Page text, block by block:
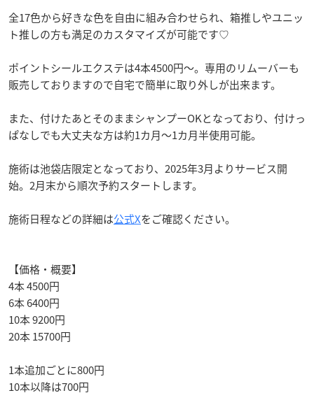
全17色から好きな色を自由に組み合わせられ、箱推しやユニッ
ト推しの方も満足のカスタマイズが可能です♡
ポイントシールエクステは4本4500円～。専用のリムーバーも
販売しておりますので自宅で簡単に取り外しが出来ます。
また、付けたあとそのままシャンプーOKとなっており、付けっ
ぱなしでも大丈夫な方は約1カ月～1カ月半使用可能。
施術は池袋店限定となっており、2025年3月よりサービス開
始。2月末から順次予約スタートします。
施術日程などの詳細は公式Xをご確認ください。
【価格・概要】
4本 4500円
6本 6400円
10本 9200円
20本 15700円
1本追加ごとに800円
10本以降は700円